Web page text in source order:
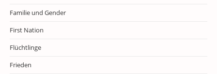
Familie und Gender
First Nation
Flüchtlinge
Frieden